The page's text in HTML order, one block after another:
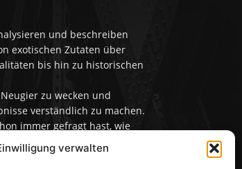
verwalten
und beschreiben
exotischen Zutaten über
bis hin zu historischen
zu wecken und
verständlich zu machen.
immer gefragt hast, wie
bist du hier genau